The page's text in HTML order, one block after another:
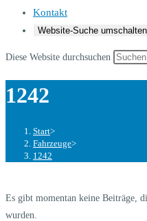
Kontakt
Website-Suche umschalten
Diese Website durchsuchen
1242
Start>
Fahrzeuge>
1242
Es gibt momentan keine Beiträge,
wurden.